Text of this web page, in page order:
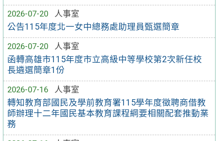
2026-07-20
人事室
公告115年度北一女中總務處助理員甄選簡章
2026-07-20
人事室
函轉高雄市115年度市立高級中等學校第2次新任校
長遴選簡章1份
2026-07-16
人事室
轉知教育部國民及學前教育署115學年度徵聘商借教
師辦理十二年國民基本教育課程綱要相關配套推動業
務